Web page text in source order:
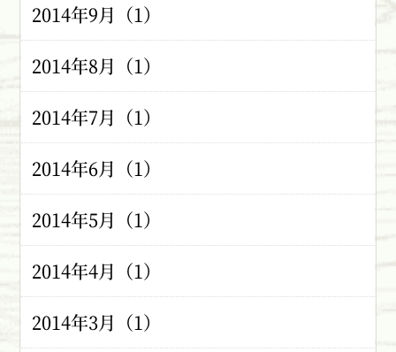
2014年9月（1）
2014年8月（1）
2014年7月（1）
2014年6月（1）
2014年5月（1）
2014年4月（1）
2014年3月（1）